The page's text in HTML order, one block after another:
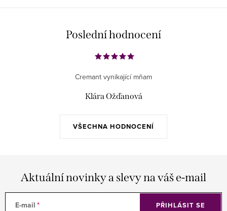
Poslední hodnocení
VŠECHNA HODNOCENÍ
Cremant vynikající mňam
Klára Ožďanová
Aktuální novinky a slevy na váš e-mail
E-mail PŘIHLÁSIT SE